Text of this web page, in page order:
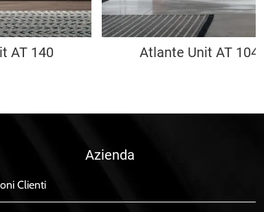
AT 140 Atlante Unit AT 104
Azienda
Clienti